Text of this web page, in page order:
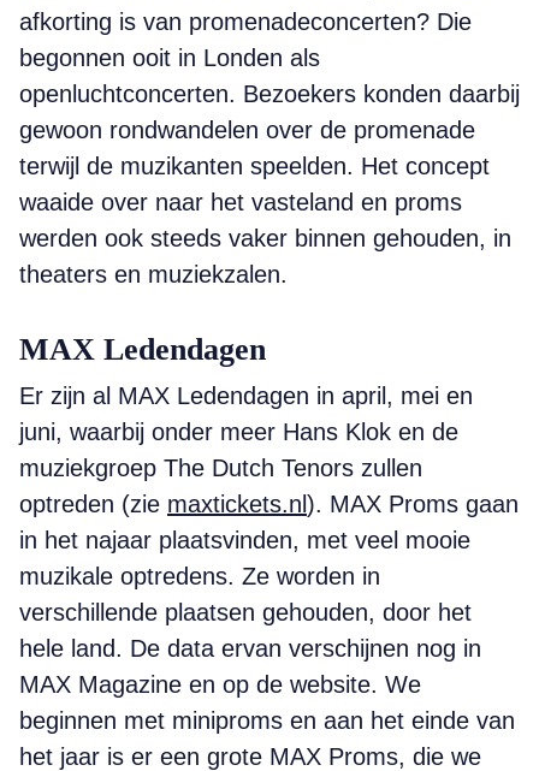
afkorting is van promenadeconcerten? Die
begonnen ooit in Londen als
openluchtconcerten. Bezoekers konden daarbij
gewoon rondwandelen over de promenade
terwijl de muzikanten speelden. Het concept
waaide over naar het vasteland en proms
werden ook steeds vaker binnen gehouden, in
theaters en muziekzalen.
MAX Ledendagen
Er zijn al MAX Ledendagen in april, mei en
juni, waarbij onder meer Hans Klok en de
muziekgroep The Dutch Tenors zullen
optreden (zie maxtickets.nl ). MAX Proms gaan
in het najaar plaatsvinden, met veel mooie
muzikale optredens. Ze worden in
verschillende plaatsen gehouden, door het
hele land. De data ervan verschijnen nog in
MAX Magazine en op de website. We
beginnen met miniproms en aan het einde van
het jaar is er een grote MAX Proms, die we